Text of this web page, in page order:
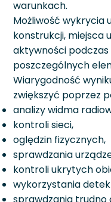
warunkach.
Możliwość wykrycia
konstrukcji, miejsca
aktywności
poszczególnych
Wiarygodność
zwiększyć poprzez
analizy widma
kontroli sieci,
oględzin fizycznych,
sprawdzania
kontroli ukrytych
wykorzystania
sprawdzania trudno